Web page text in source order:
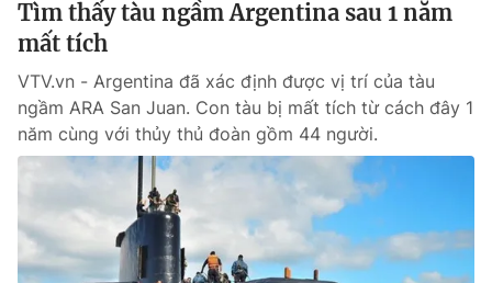
Tìm thấy tàu ngầm Argentina sau 1 năm
mất tích
VTV.vn - Argentina đã xác định được vị trí của tàu
ngầm ARA San Juan. Con tàu bị mất tích từ cách đây 1
năm cùng với thủy thủ đoàn gồm 44 người.